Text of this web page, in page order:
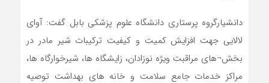
دانشیارگروه پرستاری دانشگاه علوم پزشکی بابل گفت: آوای
لالایی جهت افزایش کمیت و کیفیت ترکیبات شیر مادر در
بخش¬های مراقبت ویژه نوزادان، زایشگاه ها، شیرخوارگاه ها،
مراکز خدمات جامع سلامت و خانه های بهداشت توصیه